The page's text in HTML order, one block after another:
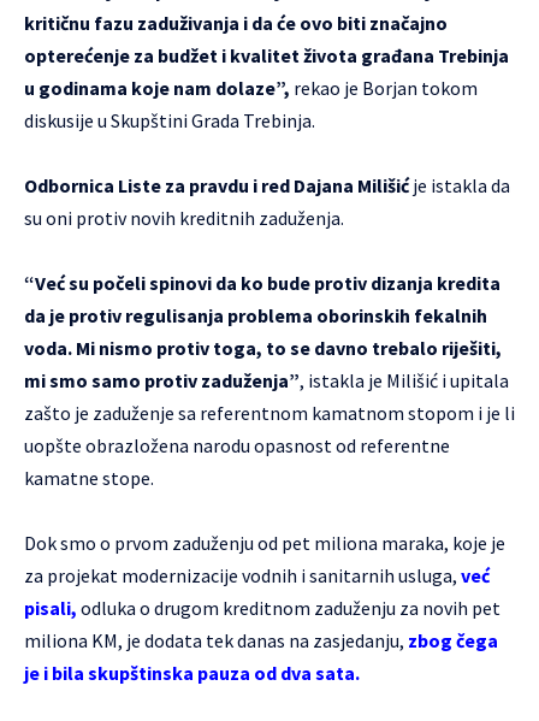
kritičnu fazu zaduživanja i da će ovo biti značajno
opterećenje za budžet i kvalitet života građana Trebinja
u godinama koje nam dolaze”, rekao je Borjan tokom
diskusije u Skupštini Grada Trebinja.
Odbornica Liste za pravdu i red Dajana Milišićje istakla da
su oni protiv novih kreditnih zaduženja.
“Već su počeli spinovi da ko bude protiv dizanja kredita
da je protiv regulisanja problema oborinskih fekalnih
voda. Mi nismo protiv toga, to se davno trebalo riješiti,
mi smo samo protiv zaduženja”, istakla je Milišić i upitala
zašto je zaduženje sa referentnom kamatnom stopom i je li
uopšte obrazložena narodu opasnost od referentne
kamatne stope.
Dok smo o prvom zaduženju od pet miliona maraka, koje je
za projekat modernizacije vodnih i sanitarnih usluga, već
pisali, odluka o drugom kreditnom zaduženju za novih pet
miliona KM, je dodata tek danas na zasjedanju, zbog čega
je i bila skupštinska pauza od dva sata.